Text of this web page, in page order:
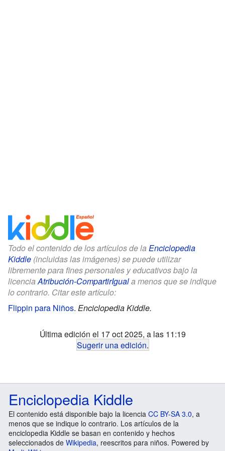
Todo el contenido de los artículos de la Enciclopedia
Kiddle (incluidas las imágenes) se puede utilizar
libremente para fines personales y educativos bajo la
licenciaAtribución-CompartirIguala menos que se indique
lo contrario. Citar este artículo:
Flippin para Niños. Enciclopedia Kiddle.
Última edición el 17 oct 2025, a las 11:19
Sugerir una edición.
Enciclopedia Kiddle
El contenido está disponible bajo la licencia CC BY-SA 3.0, a
menos que se indique lo contrario. Los artículos de la
enciclopedia Kiddle se basan en contenido y hechos
seleccionados de Wikipedia, reescritos para niños. Powered by